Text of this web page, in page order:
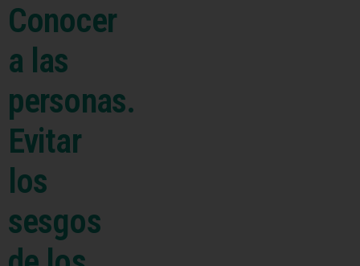
Conocer
a las
personas.
Evitar
los
sesgos